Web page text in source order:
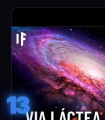
13